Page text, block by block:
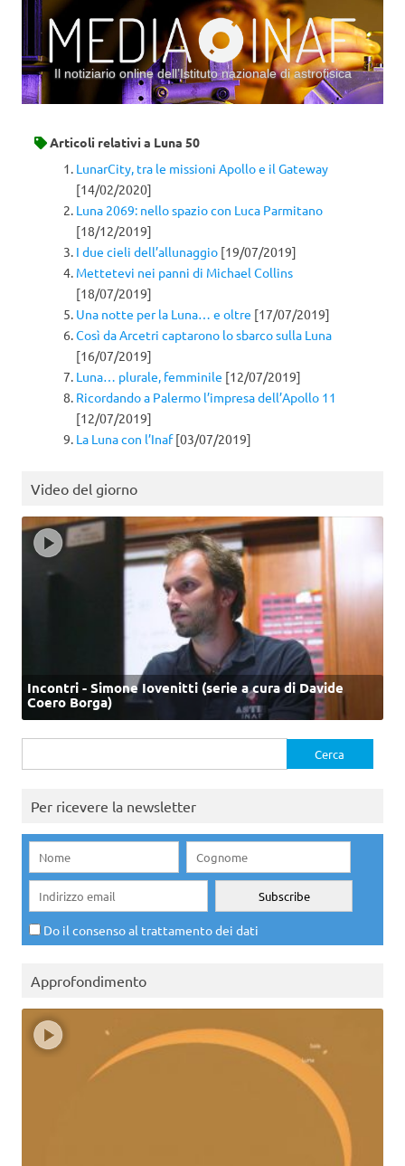
Il notiziario online dell’Istituto nazionale di astrofisica
Articoli relativi a Luna 50
LunarCity, tra le missioni Apollo e il Gateway
[14/02/2020]
Luna 2069: nello spazio con Luca Parmitano
[18/12/2019]
I due cieli dell’allunaggio [19/07/2019]
Mettetevi nei panni di Michael Collins
[18/07/2019]
Una notte per la Luna… e oltre [17/07/2019]
Così da Arcetri captarono lo sbarco sulla Luna
[16/07/2019]
Luna… plurale, femminile [12/07/2019]
Ricordando a Palermo l’impresa dell’Apollo 11
[12/07/2019]
La Luna con l’Inaf[03/07/2019]
Video del giorno
Incontri - Simone Iovenitti (serie a cura di Davide
Coero Borga)
per:
Per ricevere la newsletter
Do il consenso al trattamento dei dati
Approfondimento